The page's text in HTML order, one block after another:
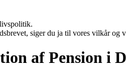
siger du ja til vores vilkår
af Pension i